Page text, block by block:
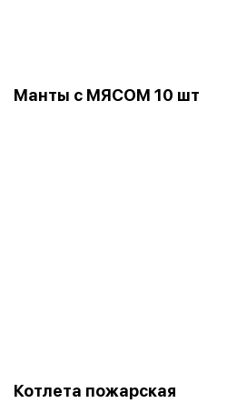
Манты с МЯСОМ 10 шт
Котлета пожарская